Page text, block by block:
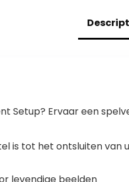
Een cadeau voor
Setup? Ervaar een
is tot het ontsluiten